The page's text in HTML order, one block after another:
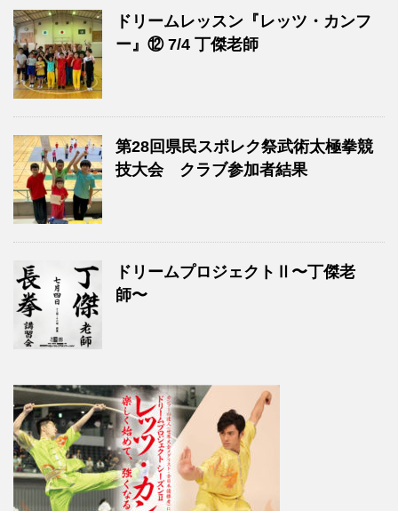
ドリームレッスン『レッツ・カンフ
ー』⑫ 7/4 丁傑老師
第28回県民スポレク祭武術太極拳競
技大会 クラブ参加者結果
ドリームプロジェクトⅡ〜丁傑老
師〜